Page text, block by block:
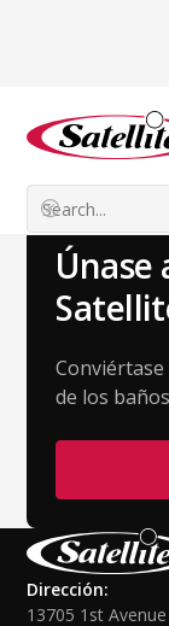
Andrea
Director de
Únase
de los
Dirección:
13705 1st